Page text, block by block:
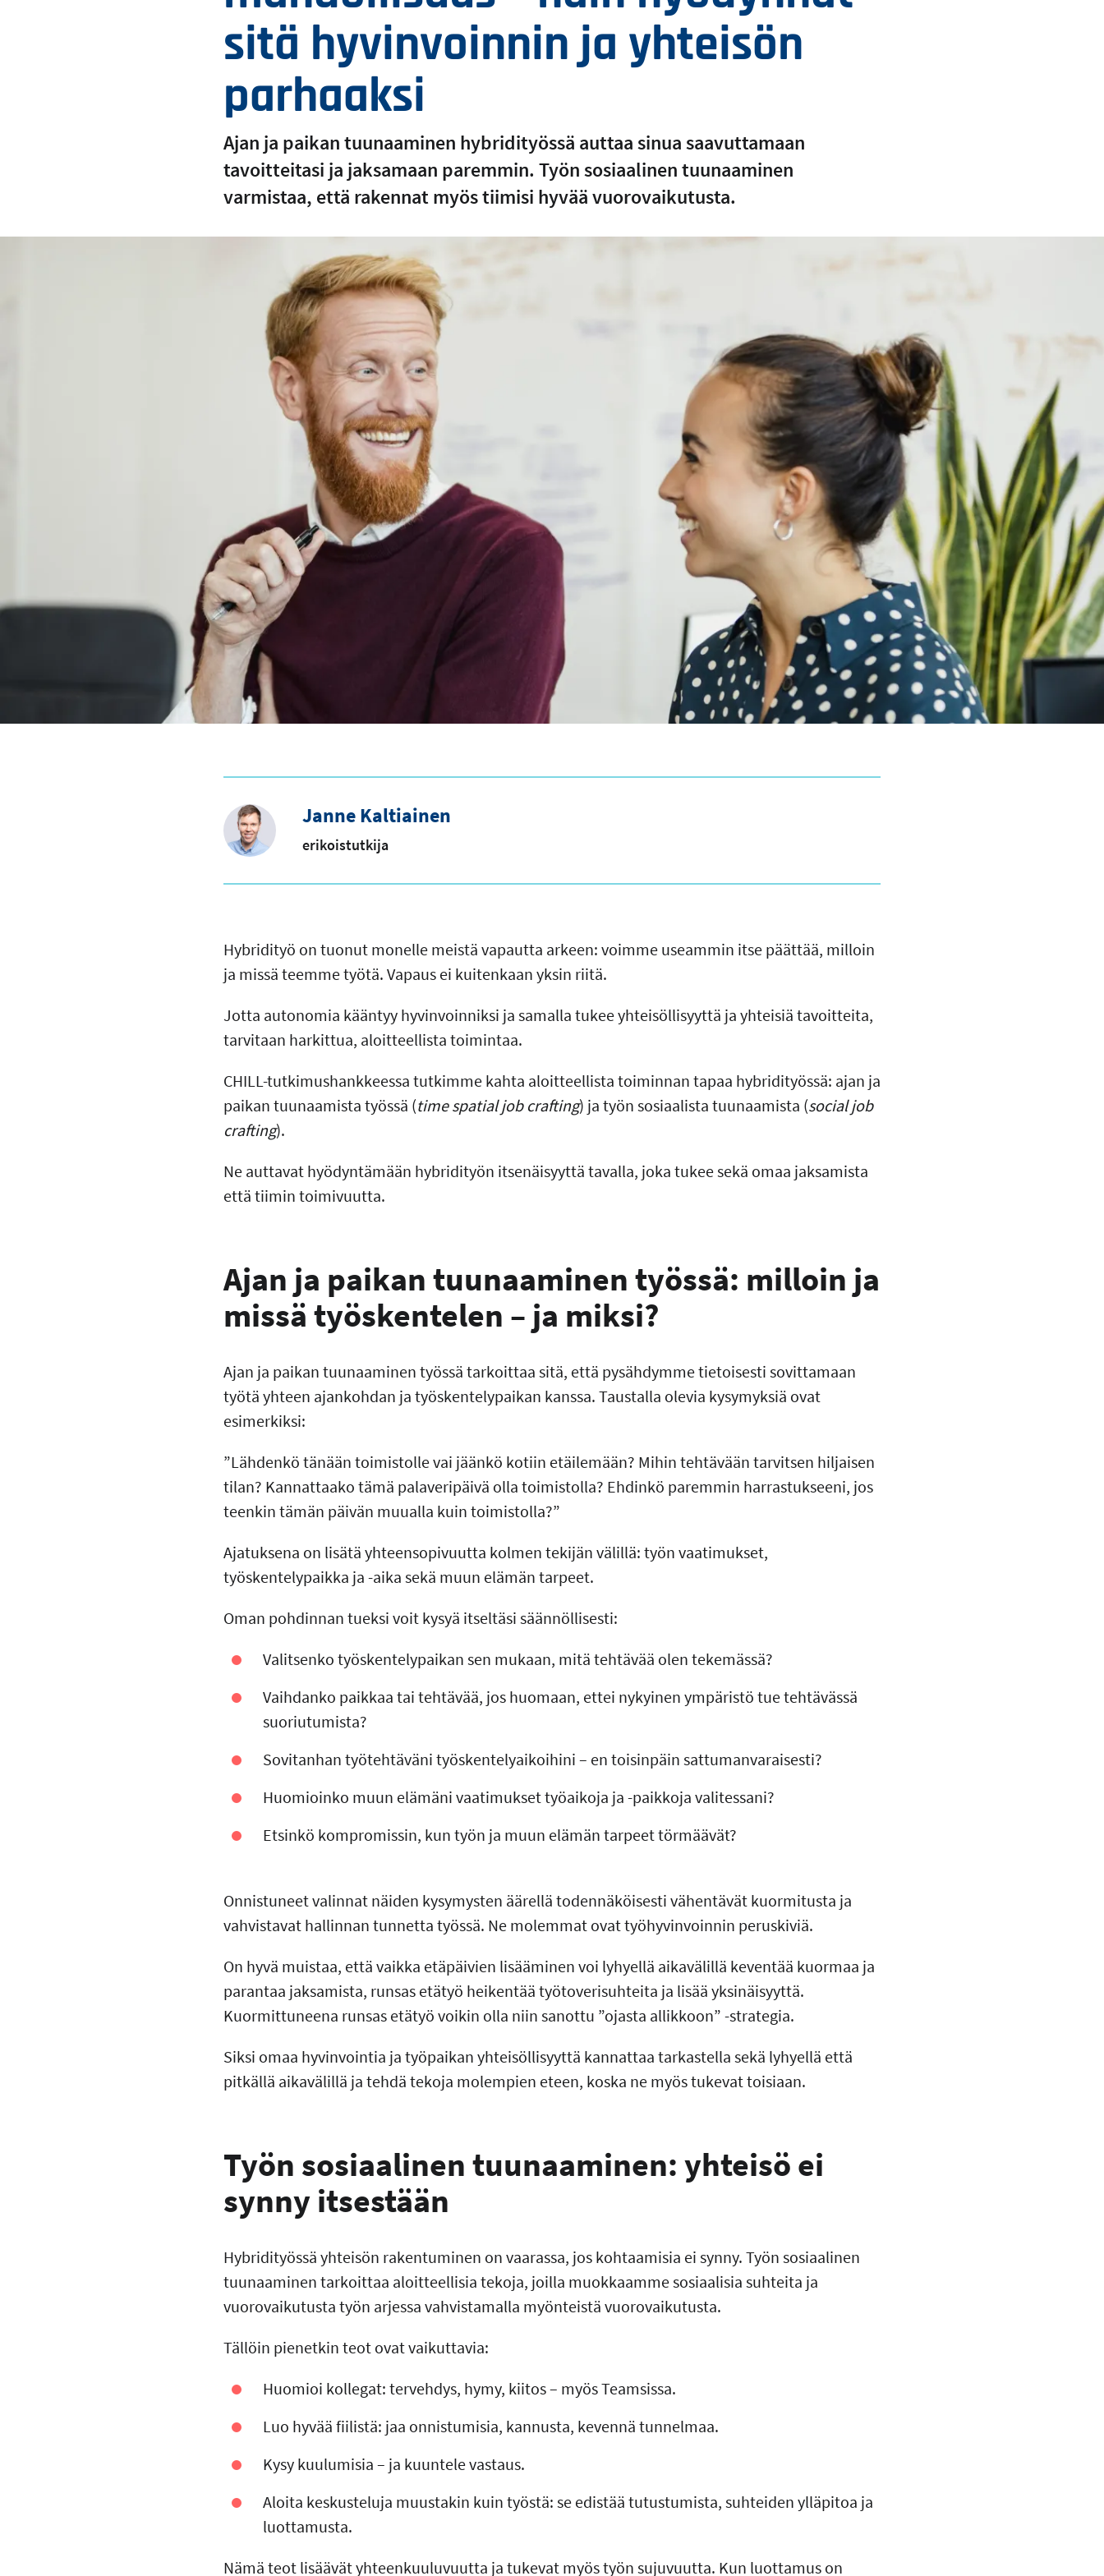
sitä hyvinvoinnin ja yhteisön
parhaaksi
Ajan ja paikan tuunaaminen hybridityössä auttaa sinua saavuttamaan
tavoitteitasi ja jaksamaan paremmin. Työn sosiaalinen tuunaaminen
varmistaa, että rakennat myös tiimisi hyvää vuorovaikutusta.
Janne Kaltiainen
erikoistutkija
Hybridityö on tuonut monelle meistä vapautta arkeen: voimme useammin itse päättää, milloin
ja missä teemme työtä. Vapaus ei kuitenkaan yksin riitä.
Jotta autonomia kääntyy hyvinvoinniksi ja samalla tukee yhteisöllisyyttä ja yhteisiä tavoitteita,
tarvitaan harkittua, aloitteellista toimintaa.
CHILL-tutkimushankkeessa tutkimme kahta aloitteellista toiminnan tapaa hybridityössä: ajan ja
paikan tuunaamista työssä (time spatial job crafting) ja työn sosiaalista tuunaamista (social job
crafting).
Ne auttavat hyödyntämään hybridityön itsenäisyyttä tavalla, joka tukee sekä omaa jaksamista
että tiimin toimivuutta.
Ajan ja paikan tuunaaminen työssä: milloin ja
missä työskentelen – ja miksi?
Ajan ja paikan tuunaaminen työssä tarkoittaa sitä, että pysähdymme tietoisesti sovittamaan
työtä yhteen ajankohdan ja työskentelypaikan kanssa. Taustalla olevia kysymyksiä ovat
esimerkiksi:
”Lähdenkö tänään toimistolle vai jäänkö kotiin etäilemään? Mihin tehtävään tarvitsen hiljaisen
tilan? Kannattaako tämä palaveripäivä olla toimistolla? Ehdinkö paremmin harrastukseeni, jos
teenkin tämän päivän muualla kuin toimistolla?”
Ajatuksena on lisätä yhteensopivuutta kolmen tekijän välillä: työn vaatimukset,
työskentelypaikka ja -aika sekä muun elämän tarpeet.
Oman pohdinnan tueksi voit kysyä itseltäsi säännöllisesti:
Valitsenko työskentelypaikan sen mukaan, mitä tehtävää olen tekemässä?
Vaihdanko paikkaa tai tehtävää, jos huomaan, ettei nykyinen ympäristö tue tehtävässä
suoriutumista?
Sovitanhan työtehtäväni työskentelyaikoihini – en toisinpäin sattumanvaraisesti?
Huomioinko muun elämäni vaatimukset työaikoja ja -paikkoja valitessani?
Etsinkö kompromissin, kun työn ja muun elämän tarpeet törmäävät?
Onnistuneet valinnat näiden kysymysten äärellä todennäköisesti vähentävät kuormitusta ja
vahvistavat hallinnan tunnetta työssä. Ne molemmat ovat työhyvinvoinnin peruskiviä.
On hyvä muistaa, että vaikka etäpäivien lisääminen voi lyhyellä aikavälillä keventää kuormaa ja
parantaa jaksamista, runsas etätyö heikentää työtoverisuhteita ja lisää yksinäisyyttä.
Kuormittuneena runsas etätyö voikin olla niin sanottu ”ojasta allikkoon” -strategia.
Siksi omaa hyvinvointia ja työpaikan yhteisöllisyyttä kannattaa tarkastella sekä lyhyellä että
pitkällä aikavälillä ja tehdä tekoja molempien eteen, koska ne myös tukevat toisiaan.
Työn sosiaalinen tuunaaminen: yhteisö ei
synny itsestään
Hybridityössä yhteisön rakentuminen on vaarassa, jos kohtaamisia ei synny. Työn sosiaalinen
tuunaaminen tarkoittaa aloitteellisia tekoja, joilla muokkaamme sosiaalisia suhteita ja
vuorovaikutusta työn arjessa vahvistamalla myönteistä vuorovaikutusta.
Tällöin pienetkin teot ovat vaikuttavia:
Huomioi kollegat: tervehdys, hymy, kiitos – myös Teamsissa.
Luo hyvää fiilistä: jaa onnistumisia, kannusta, kevennä tunnelmaa.
Kysy kuulumisia – ja kuuntele vastaus.
Aloita keskusteluja muustakin kuin työstä: se edistää tutustumista, suhteiden ylläpitoa ja
luottamusta.
Nämä teot lisäävät yhteenkuuluvuutta ja tukevat myös työn sujuvuutta. Kun luottamus on